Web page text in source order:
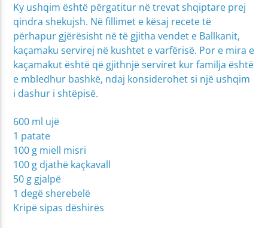
Ky ushqim është përgatitur në trevat shqiptare prej
qindra shekujsh. Në fillimet e kësaj recete të
përhapur gjërësisht në të gjitha vendet e Ballkanit,
kaçamaku servirej në kushtet e varfërisë. Por e mira e
kaçamakut është që gjithnjë serviret kur familja është
e mbledhur bashkë, ndaj konsiderohet si një ushqim
i dashur i shtëpisë.
600 ml ujë
1 patate
100 g miell misri
100 g djathë kaçkavall
50 g gjalpë
1 degë sherebelë
Kripë sipas dëshirës